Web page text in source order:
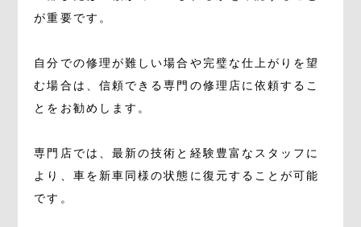
が重要です。
自分での修理が難しい場合や完璧な仕上がりを望
む場合は、信頼できる専門の修理店に依頼するこ
とをお勧めします。
専門店では、最新の技術と経験豊富なスタッフに
より、車を新車同様の状態に復元することが可能
です。